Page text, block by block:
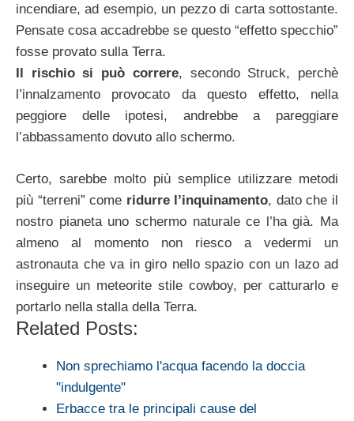
incendiare, ad esempio, un pezzo di carta sottostante.
Pensate cosa accadrebbe se questo “effetto specchio”
fosse provato sulla Terra.
Il rischio si può correre, secondo Struck, perchè
l’innalzamento provocato da questo effetto, nella
peggiore delle ipotesi, andrebbe a pareggiare
l’abbassamento dovuto allo schermo.
Certo, sarebbe molto più semplice utilizzare metodi
più “terreni” come ridurre l’inquinamento, dato che il
nostro pianeta uno schermo naturale ce l’ha già. Ma
almeno al momento non riesco a vedermi un
astronauta che va in giro nello spazio con un lazo ad
inseguire un meteorite stile cowboy, per catturarlo e
portarlo nella stalla della Terra.
Related Posts:
Non sprechiamo l'acqua facendo la doccia
"indulgente"
Erbacce tra le principali cause del